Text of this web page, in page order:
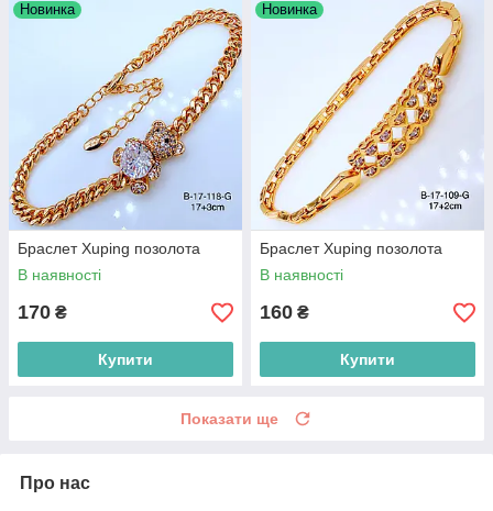
Новинка
Браслет Xuping позолота
В наявності
170 ₴
Купити
Новинка
Браслет Xuping позолота
В наявності
160 ₴
Купити
Показати ще
Про нас